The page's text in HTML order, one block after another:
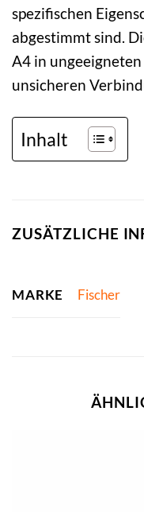
spezifischen
abgestimmt sind.
A4 in
unsicheren
Inhalt
ZUSÄTZLICHE
MARKE Fischer